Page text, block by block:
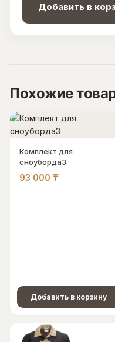
Добавить в
Похожие
Комплект для
сноуборда3
93 000 ₸
Добавить в корзину